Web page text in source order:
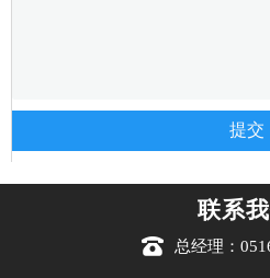
提交
联系
 总经理：